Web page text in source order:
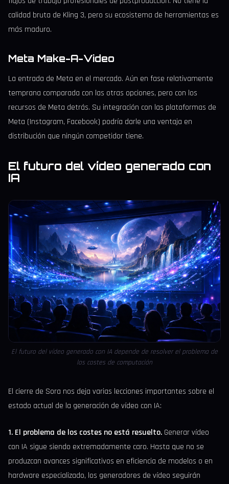
calidad bruta de Kling 3, pero su ecosistema de herramientas es
más maduro.
Meta Make-A-Video
La entrada de Meta en el mercado. Aún en fase relativamente
temprana comparada con las otras opciones, pero con los
recursos de Meta detrás. Su integración con las plataformas de
Meta (Instagram, Facebook) podría darle una ventaja en
distribución que ningún competidor tiene.
El futuro del vídeo generado con
IA
El futuro del vídeo generado con IA depende de resolver el problema de
los costes de computación
El cierre de Sora nos deja varias lecciones importantes sobre el
estado actual de la generación de vídeo con IA:
1. El problema de los costes no está resuelto. Generar vídeo
con IA sigue siendo extremadamente caro. Hasta que no se
produzcan avances significativos en eficiencia de modelos o en
hardware especializado, los generadores de vídeo seguirán